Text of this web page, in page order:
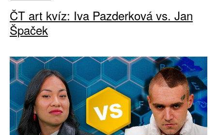
ČT art kvíz: Iva Pazderková vs. Jan
Špaček